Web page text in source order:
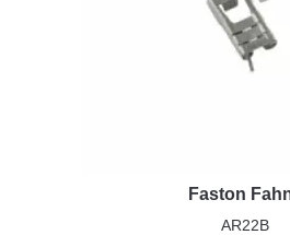
Faston
AR22B